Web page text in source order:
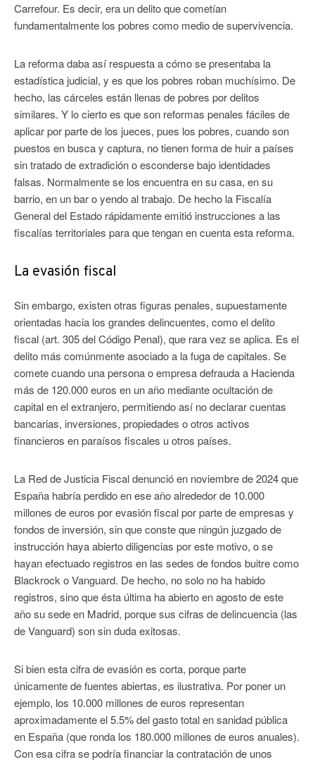
Carrefour. Es decir, era un delito que cometían
fundamentalmente los pobres como medio de supervivencia.
La reforma daba así respuesta a cómo se presentaba la
estadística judicial, y es que los pobres roban muchísimo. De
hecho, las cárceles están llenas de pobres por delitos
similares. Y lo cierto es que son reformas penales fáciles de
aplicar por parte de los jueces, pues los pobres, cuando son
puestos en busca y captura, no tienen forma de huir a países
sin tratado de extradición o esconderse bajo identidades
falsas. Normalmente se los encuentra en su casa, en su
barrio, en un bar o yendo al trabajo. De hecho la Fiscalía
General del Estado rápidamente emitió instrucciones a las
fiscalías territoriales para que tengan en cuenta esta reforma.
La evasión fiscal
Sin embargo, existen otras figuras penales, supuestamente
orientadas hacia los grandes delincuentes, como el delito
fiscal (art. 305 del Código Penal), que rara vez se aplica. Es el
delito más comúnmente asociado a la fuga de capitales. Se
comete cuando una persona o empresa defrauda a Hacienda
más de 120.000 euros en un año mediante ocultación de
capital en el extranjero, permitiendo así no declarar cuentas
bancarias, inversiones, propiedades o otros activos
financieros en paraísos fiscales u otros países.
La Red de Justicia Fiscal denunció en noviembre de 2024 que
España habría perdido en ese año alrededor de 10.000
millones de euros por evasión fiscal por parte de empresas y
fondos de inversión, sin que conste que ningún juzgado de
instrucción haya abierto diligencias por este motivo, o se
hayan efectuado registros en las sedes de fondos buitre como
Blackrock o Vanguard. De hecho, no solo no ha habido
registros, sino que ésta última ha abierto en agosto de este
año su sede en Madrid, porque sus cifras de delincuencia (las
de Vanguard) son sin duda exitosas.
Si bien esta cifra de evasión es corta, porque parte
únicamente de fuentes abiertas, es ilustrativa. Por poner un
ejemplo, los 10.000 millones de euros representan
aproximadamente el 5.5% del gasto total en sanidad pública
en España (que ronda los 180.000 millones de euros anuales).
Con esa cifra se podría financiar la contratación de unos